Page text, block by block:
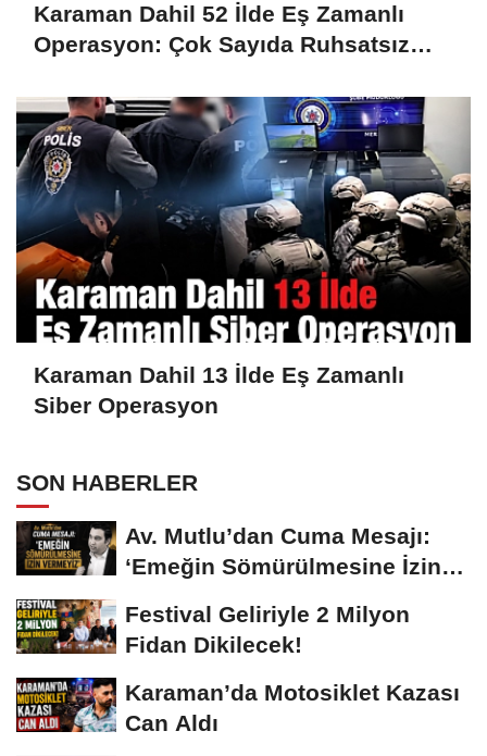
Karaman Dahil 52 İlde Eş Zamanlı
Operasyon: Çok Sayıda Ruhsatsız
Karaman Dahil 13 İlde Eş Zamanlı
Siber Operasyon
SON HABERLER
Av. Mutlu’dan Cuma Mesajı:
‘Emeğin Sömürülmesine İzin
Festival Geliriyle 2 Milyon
Fidan Dikilecek!
Karaman’da Motosiklet Kazası
Can Aldı